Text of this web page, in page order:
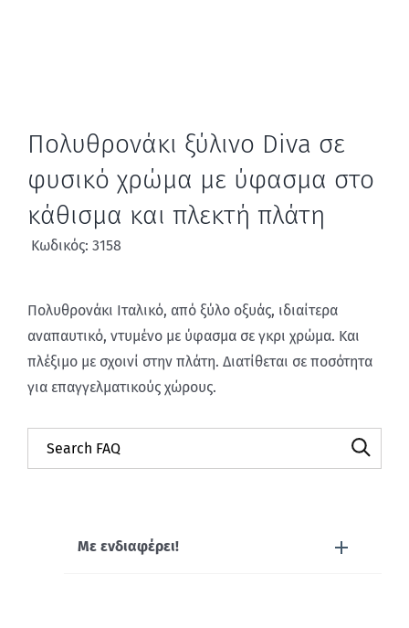
Πολυθρονάκι ξύλινο Diva σε
φυσικό χρώμα με ύφασμα στο
κάθισμα και πλεκτή πλάτη
Κωδικός: 3158
Πολυθρονάκι Ιταλικό, από ξύλο οξυάς, ιδιαίτερα
αναπαυτικό, ντυμένο με ύφασμα σε γκρι χρώμα. Και
πλέξιμο με σχοινί στην πλάτη. Διατίθεται σε ποσότητα
για επαγγελματικούς χώρους.
Με ενδιαφέρει!